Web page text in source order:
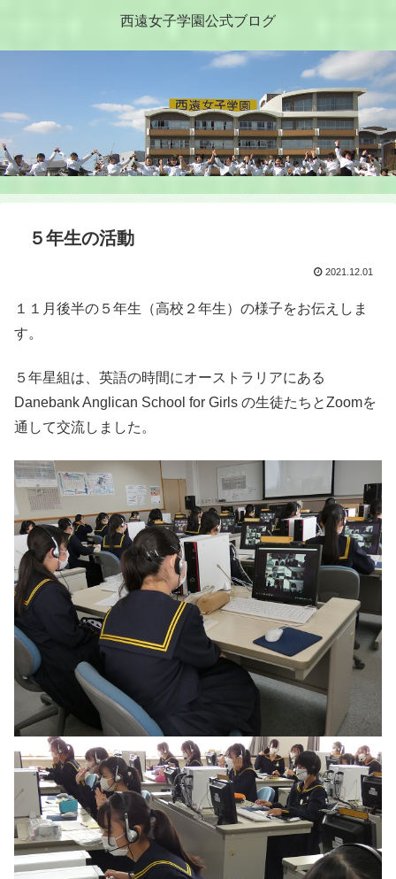
西遠女子学園公式ブログ
５年生の活動
2021.12.01
１１月後半の５年生（高校２年生）の様子をお伝えしま
す。
５年星組は、英語の時間にオーストラリアにある
Danebank Anglican School for Girls の生徒たちとZoomを
通して交流しました。